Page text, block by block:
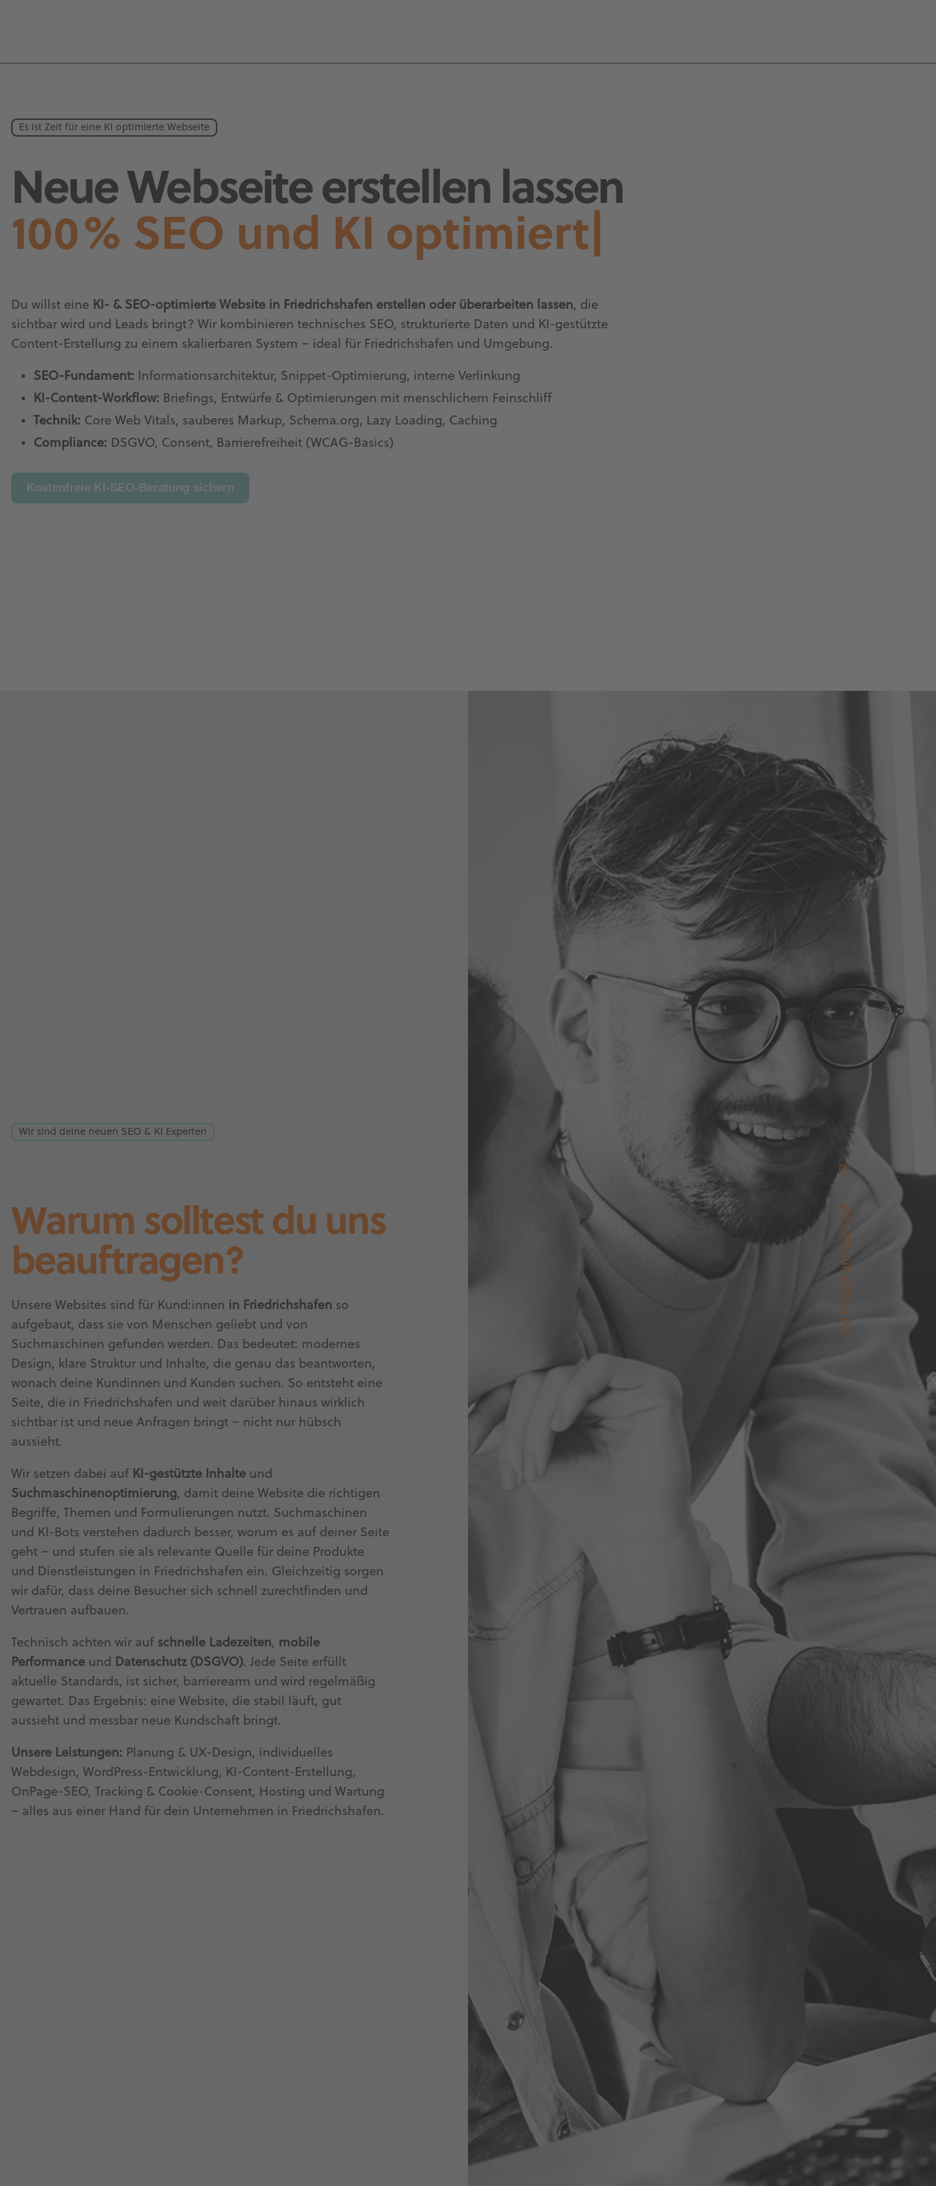
Du findest uns auch auf
Es ist Zeit für eine KI optimierte Webseite
Neue Webseite erstellen lassen
100% SEO und KI optimiert
Du willst eine KI- & SEO-optimierte Website in Friedrichshafen erstellen oder überarbeiten lassen, die
sichtbar wird und Leads bringt? Wir kombinieren technisches SEO, strukturierte Daten und KI-gestützte
Content-Erstellung zu einem skalierbaren System – ideal für Friedrichshafen und Umgebung.
SEO-Fundament: Informationsarchitektur, Snippet-Optimierung, interne Verlinkung
KI-Content-Workflow: Briefings, Entwürfe & Optimierungen mit menschlichem Feinschliff
Technik: Core Web Vitals, sauberes Markup, Schema.org, Lazy Loading, Caching
Compliance: DSGVO, Consent, Barrierefreiheit (WCAG-Basics)
Kostenfreie KI-SEO-Beratung sichern
Wir sind deine neuen SEO & KI Experten
Warum solltest du uns
beauftragen?
Unsere Websites sind für Kund:innen in Friedrichshafen so
aufgebaut, dass sie von Menschen geliebt und von
Suchmaschinen gefunden werden. Das bedeutet: modernes
Design, klare Struktur und Inhalte, die genau das beantworten,
wonach deine Kundinnen und Kunden suchen. So entsteht eine
Seite, die in Friedrichshafen und weit darüber hinaus wirklich
sichtbar ist und neue Anfragen bringt – nicht nur hübsch
aussieht.
Wir setzen dabei auf KI-gestützte Inhalte und
Suchmaschinenoptimierung, damit deine Website die richtigen
Begriffe, Themen und Formulierungen nutzt. Suchmaschinen
und KI-Bots verstehen dadurch besser, worum es auf deiner Seite
geht – und stufen sie als relevante Quelle für deine Produkte
und Dienstleistungen in Friedrichshafen ein. Gleichzeitig sorgen
wir dafür, dass deine Besucher sich schnell zurechtfinden und
Vertrauen aufbauen.
Technisch achten wir auf schnelle Ladezeiten, mobile
Performance und Datenschutz (DSGVO). Jede Seite erfüllt
aktuelle Standards, ist sicher, barrierearm und wird regelmäßig
gewartet. Das Ergebnis: eine Website, die stabil läuft, gut
aussieht und messbar neue Kundschaft bringt.
Unsere Leistungen: Planung & UX-Design, individuelles
Webdesign, WordPress-Entwicklung, KI-Content-Erstellung,
OnPage-SEO, Tracking & Cookie-Consent, Hosting und Wartung
– alles aus einer Hand für dein Unternehmen in Friedrichshafen.